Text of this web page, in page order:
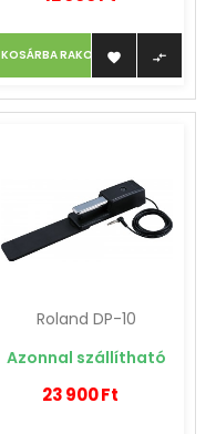
KOSÁRBA RAKOM  
Roland DP-10
Azonnal szállítható
23 900 Ft